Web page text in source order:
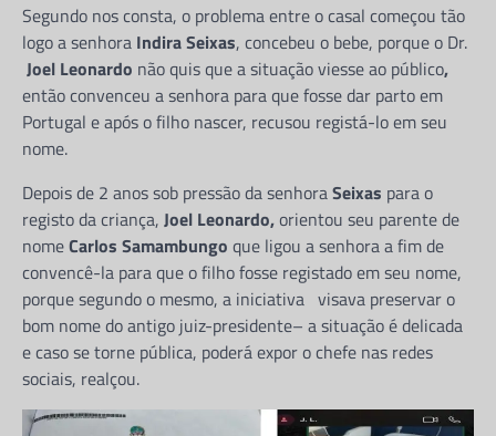
Segundo nos consta, o problema entre o casal começou tão
logo a senhora Indira Seixas, concebeu o bebe, porque o Dr.
Joel Leonardo não quis que a situação viesse ao público,
então convenceu a senhora para que fosse dar parto em
Portugal e após o filho nascer, recusou registá-lo em seu
nome.
Depois de 2 anos sob pressão da senhoraSeixas para o
registo da criança, Joel Leonardo,orientou seu parente de
nomeCarlos Samambungo que ligou a senhora a fim de
convencê-la para que o filho fosse registado em seu nome,
porque segundo o mesmo, a iniciativa visava preservar o
bom nome do antigo juiz-presidente– a situação é delicada
e caso se torne pública, poderá expor o chefe nas redes
sociais, realçou.